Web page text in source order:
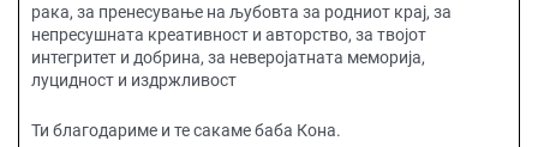
рака, за пренесување на љубовта за родниот крај, за
непресушната креативност и авторство, за твојот
интегритет и добрина, за неверојатната меморија,
луцидност и издржливост
Ти благодариме и те сакаме баба Кона.